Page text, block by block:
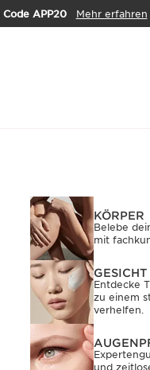
Code APP20 Mehr erfahren
KÖRPER
Belebe
mit
GESICHT
Entdecke
zu einem
verhelfen.
und